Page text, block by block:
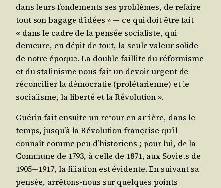
dans leurs fon­de­ments ses pro­blèmes, de refaire
tout son bagage d’i­dées » ― ce qui doit être fait
« dans le cadre de la pen­sée socia­liste, qui
demeure, en dépit de tout, la seule valeur solide
de notre époque. La double faillite du réfor­misme
et du sta­li­nisme nous fait un devoir urgent de
récon­ci­lier la démo­cra­tie (pro­lé­ta­rienne) et le
socia­lisme, la liber­té et la Révolution ».
Gué­rin fait ensuite un retour en arrière, dans le
temps, jus­qu’à la Révo­lu­tion fran­çaise qu’il
connaît comme peu d’his­to­riens ; pour lui, de la
Com­mune de 1793, à celle de 1871, aux Soviets de
1905―1917, la filia­tion est évi­dente. En sui­vant sa
pen­sée, arrê­tons-nous sur quelques points